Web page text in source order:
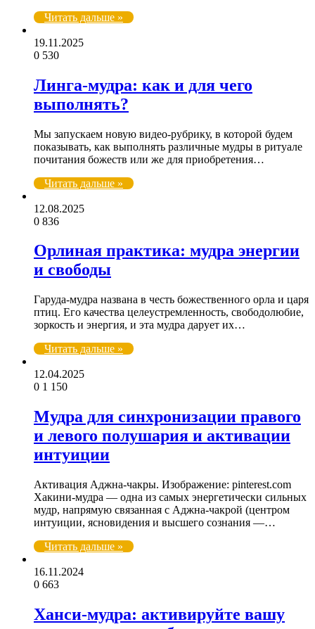
Читать дальше »
19.11.2025
0 530
Линга-мудра: как и для чего
выполнять?
Мы запускаем новую видео-рубрику, в которой будем
показывать, как выполнять различные мудры в ритуале
почитания божеств или же для приобретения…
Читать дальше »
12.08.2025
0 836
Орлиная практика: мудра энергии
и свободы
Гаруда-мудра названа в честь божественного орла и царя
птиц. Его качества целеустремленность, свободолюбие,
зоркость и энергия, и эта мудра дарует их…
Читать дальше »
12.04.2025
0 1 150
Мудра для синхронизации правого
и левого полушария и активации
интуиции
Активация Аджна-чакры. Изображение: pinterest.com
Хакини-мудра — одна из самых энергетически сильных
мудр, напрямую связанная с Аджна-чакрой (центром
интуиции, ясновидения и высшего сознания —…
Читать дальше »
16.11.2024
0 663
Ханси-мудра: активируйте вашу